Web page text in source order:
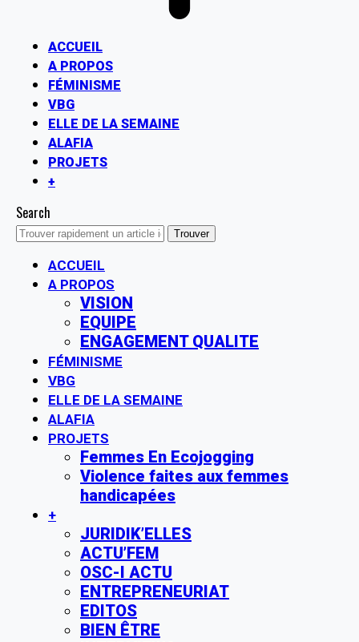
ACCUEIL
A PROPOS
FÉMINISME
VBG
ELLE DE LA SEMAINE
ALAFIA
PROJETS
+
Search
ACCUEIL
A PROPOS
VISION
EQUIPE
ENGAGEMENT QUALITE
FÉMINISME
VBG
ELLE DE LA SEMAINE
ALAFIA
PROJETS
Femmes En Ecojogging
Violence faites aux femmes
handicapées
+
JURIDIK’ELLES
ACTU’FEM
OSC-I ACTU
ENTREPRENEURIAT
EDITOS
BIEN ÊTRE